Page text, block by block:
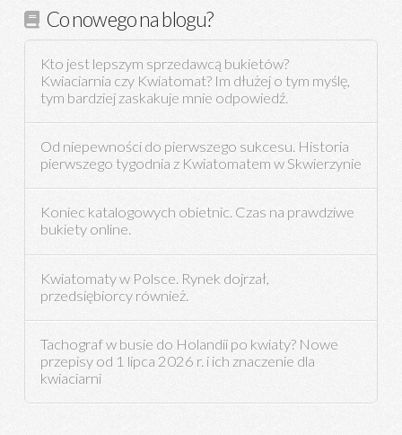
Co nowego na blogu?
Kto jest lepszym sprzedawcą bukietów?
Kwiaciarnia czy Kwiatomat? Im dłużej o tym myślę,
tym bardziej zaskakuje mnie odpowiedź.
Od niepewności do pierwszego sukcesu. Historia
pierwszego tygodnia z Kwiatomatem w Skwierzynie
Koniec katalogowych obietnic. Czas na prawdziwe
bukiety online.
Kwiatomaty w Polsce. Rynek dojrzał,
przedsiębiorcy również.
Tachograf w busie do Holandii po kwiaty? Nowe
przepisy od 1 lipca 2026 r. i ich znaczenie dla
kwiaciarni